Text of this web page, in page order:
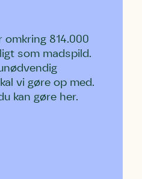
omkring 814.000
som madspild.
vi gøre op med.
kan gøre her.